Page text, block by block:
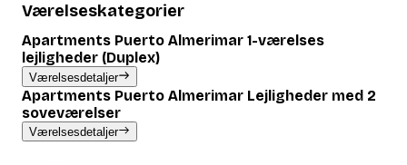
Værelseskategorier
Apartments Puerto Almerimar 1-værelses
lejligheder (Duplex)
Værelsesdetaljer
Apartments Puerto Almerimar Lejligheder med 2
soveværelser
Værelsesdetaljer